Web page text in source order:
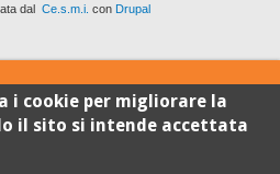
dal Ce.s.m.i. con Drupal
i cookie per migliorare la
il sito si intende accettata